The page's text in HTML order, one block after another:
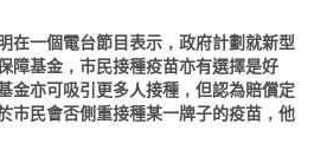
在一個電台節目表示，政府計劃就新型
障基金，市民接種疫苗亦有選擇是好
金亦可吸引更多人接種，但認為賠償定
市民會否側重接種某一牌子的疫苗，他